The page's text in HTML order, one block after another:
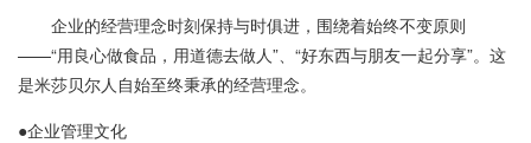
企业的经营理念时刻保持与时俱进，围绕着始终不变原则
——“用良心做食品，用道德去做人”、“好东西与朋友一起分享”。这
是米莎贝尔人自始至终秉承的经营理念。
●企业管理文化